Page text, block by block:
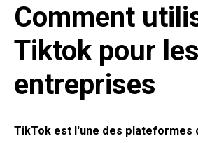
Comment
Tiktok pour les
entreprises
TikTok est l'une des plateformes